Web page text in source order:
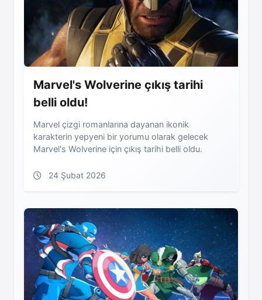
Marvel's Wolverine çıkış tarihi
belli oldu!
Marvel çizgi romanlarına dayanan ikonik
karakterin yepyeni bir yorumu olarak gelecek
Marvel's Wolverine için çıkış tarihi belli oldu.
24 Şubat 2026